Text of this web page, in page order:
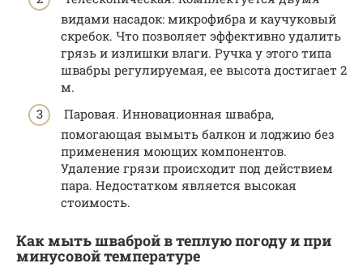
видами насадок: микрофибра и каучуковый
скребок. Что позволяет эффективно удалить
грязь и излишки влаги. Ручка у этого типа
швабры регулируемая, ее высота достигает 2
м.
Паровая. Инновационная швабра,
помогающая вымыть балкон и лоджию без
применения моющих компонентов.
Удаление грязи происходит под действием
пара. Недостатком является высокая
стоимость.
Как мыть шваброй в теплую погоду и при
минусовой температуре